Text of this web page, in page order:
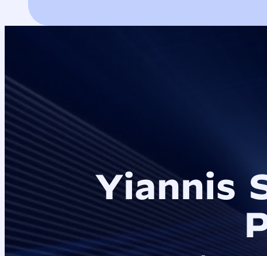
Yiannis